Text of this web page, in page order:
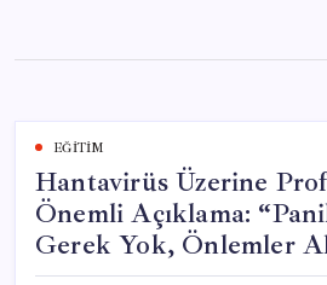
content
EĞITIM
Hantavirüs Üzerine
Önemli Açıklama:
Gerek Yok, Önlemler